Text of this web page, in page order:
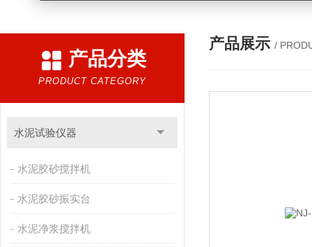
产品分类
PRODUCT CATEGORY
水泥试验仪器
水泥胶砂搅拌机
水泥胶砂振实台
水泥净浆搅拌机
产品展示 /